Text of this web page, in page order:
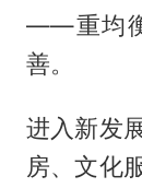
——重均
善。
进入新发
房、文化